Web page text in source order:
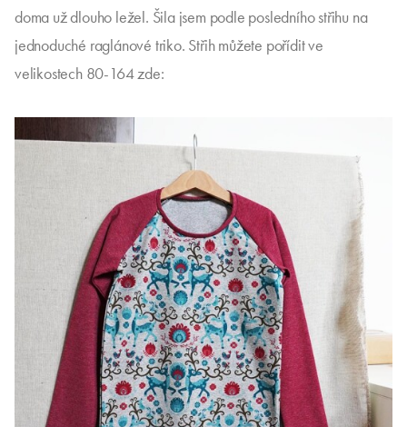
doma už dlouho ležel. Šila jsem podle posledního střihu na
jednoduché raglánové triko. Střih můžete pořídit ve
velikostech 80-164 zde: